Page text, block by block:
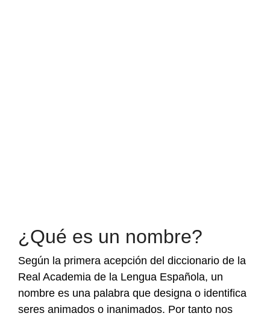
¿Qué es un nombre?
Según la primera acepción del diccionario de la
Real Academia de la Lengua Española, un
nombre es una palabra que designa o identifica
seres animados o inanimados. Por tanto nos